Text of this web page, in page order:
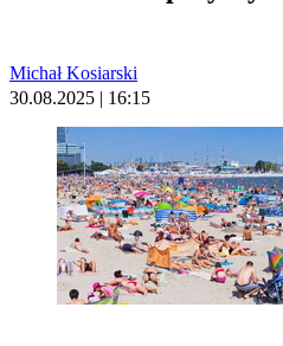
Michał Kosiarski
30.08.2025 | 16:15